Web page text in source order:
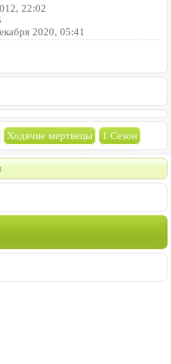
22:02
2020, 05:41
Ходячие мертвецы 1 Сезон